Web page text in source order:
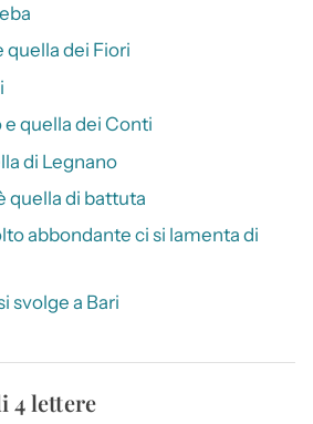
quella dei Fiori
e quella dei Conti
di Legnano
quella di battuta
abbondante ci si lamenta di
svolge a Bari
4 lettere